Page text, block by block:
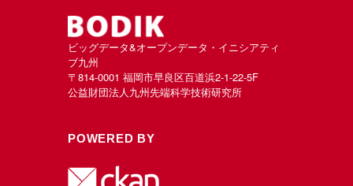
ビッグデータ&オープンデータ・イニシアティ
ブ九州
〒814-0001 福岡市早良区百道浜2-1-22-5F
公益財団法人九州先端科学技術研究所
POWERED BY